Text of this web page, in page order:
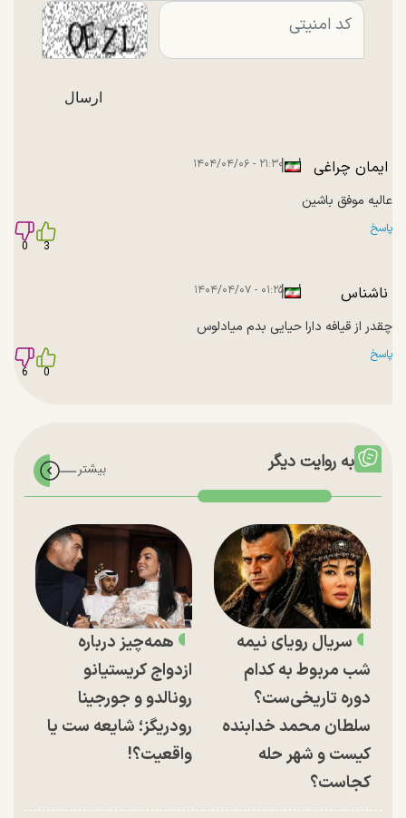
ایمان چراغی |
|۲۱:۳۰ - ۱۴۰۴/۰۴/۰۶
عالیه موفق باشین
پاسخ
3
0
ناشناس |
|۰۱:۲۵ - ۱۴۰۴/۰۴/۰۷
چقدر از قیافه دارا حیایی بدم میادلوس
پاسخ
0
6
به روایت دیگر
سریال رویای نیمه
شب مربوط به کدام
دوره تاریخی‌ست؟
سلطان محمد خدابنده
کیست و شهر حله
کجاست؟
همه‌چیز درباره
ازدواج کریستیانو
رونالدو و جورجینا
رودریگز؛ شایعه ست یا
واقعیت؟!